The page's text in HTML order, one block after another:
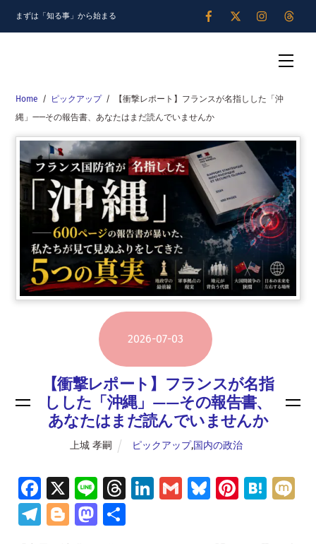
まずは「知る事」から始まる
Home / ピックアップ /
【衝撃レポート】フランスが名指しした「沖
縄」——その報告書、あなたはまだ読んでいませんか
2026-07-03
【衝撃レポート】フランスが名指
しした「沖縄」——その報告書、
あなたはまだ読んでいませんか
上城 孝嗣 ピックアップ,国内の政治
Fa
ce
b
X
Li
n
e
T
Li
G
Bl
Pi
H
Te
le
Bl
o
M
as